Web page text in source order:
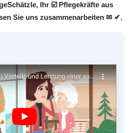
Ihr ☑️ Pflegekräfte aus
Sie uns zusammenarbeiten ✉ ✔.